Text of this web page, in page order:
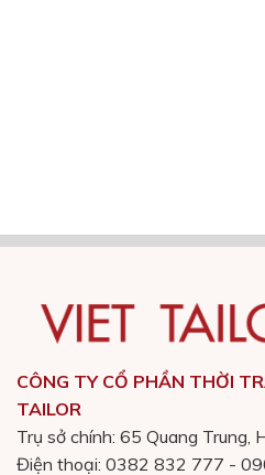
CÔNG TY CỔ PHẦN THỜI
TAILOR
Trụ sở chính: 65 Quang Trung,
Điện thoại: 0382 832 777 -